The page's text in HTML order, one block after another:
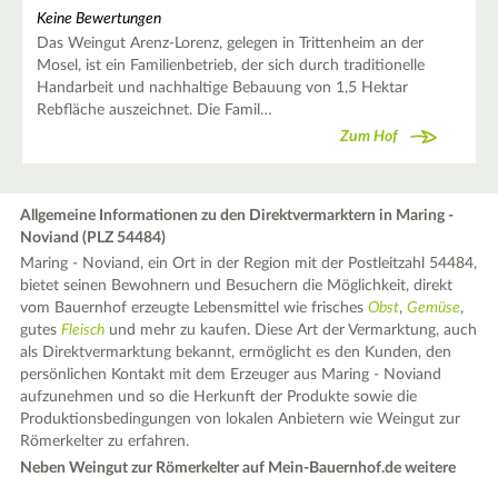
Keine Bewertungen
Das Weingut Arenz-Lorenz, gelegen in Trittenheim an der
Mosel, ist ein Familienbetrieb, der sich durch traditionelle
Handarbeit und nachhaltige Bebauung von 1,5 Hektar
Rebfläche auszeichnet. Die Famil…
Zum Hof
Allgemeine Informationen zu den Direktvermarktern in Maring -
Noviand (PLZ 54484)
Maring - Noviand, ein Ort in der Region mit der Postleitzahl 54484,
bietet seinen Bewohnern und Besuchern die Möglichkeit, direkt
vom Bauernhof erzeugte Lebensmittel wie frischesObst,Gemüse,
gutesFleisch und mehr zu kaufen. Diese Art der Vermarktung, auch
als Direktvermarktung bekannt, ermöglicht es den Kunden, den
persönlichen Kontakt mit dem Erzeuger aus Maring - Noviand
aufzunehmen und so die Herkunft der Produkte sowie die
Produktionsbedingungen von lokalen Anbietern wie Weingut zur
Römerkelter zu erfahren.
Neben Weingut zur Römerkelter auf Mein-Bauernhof.de weitere